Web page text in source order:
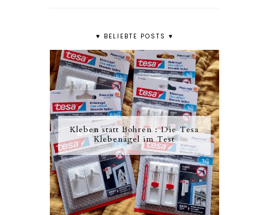
♥ BELIEBTE POSTS ♥
Kleben statt Bohren : Die Tesa
Klebenägel im Test